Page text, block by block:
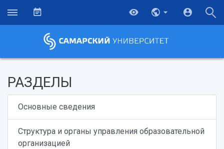
РАЗДЕЛЫ
Основные сведения
Структура и органы управления образовательной
организацией